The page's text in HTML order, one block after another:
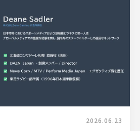
2026.06.23